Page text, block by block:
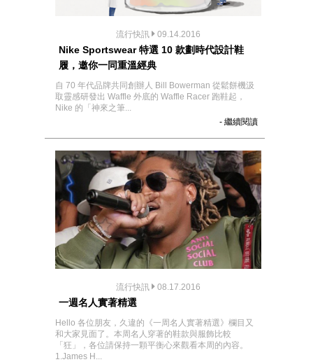
流行快訊 09.14.2016
Nike Sportswear 特選 10 款劃時代設計鞋
履，邀你一同重溫經典
自 70 年代品牌共同創辦人 Bill Bowerman 從鬆餅機汲
取靈感研發出 Waffle 外底的 Waffle Racer 跑鞋起，
Nike 的「神來之筆...
- 繼續閱讀
流行快訊 08.17.2016
一週名人實著精選
Hello 各位朋友，久違的《一周名人實著精選》欄目又
和大家見面了。本周名人穿著的鞋款與服飾比較
「狂」，各位請保持一顆平衡心來觀看本周的內容。
1.James H...